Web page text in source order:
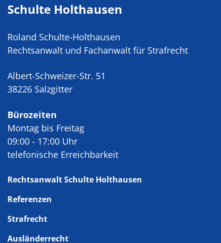
Schulte Holthausen
Roland Schulte-Holthausen
Rechtsanwalt und Fachanwalt für Strafrecht
Albert-Schweizer-Str. 51
38226 Salzgitter
Bürozeiten
Montag bis Freitag
09:00 - 17:00 Uhr
telefonische Erreichbarkeit
Rechtsanwalt Schulte Holthausen
Referenzen
Strafrecht
Ausländerrecht